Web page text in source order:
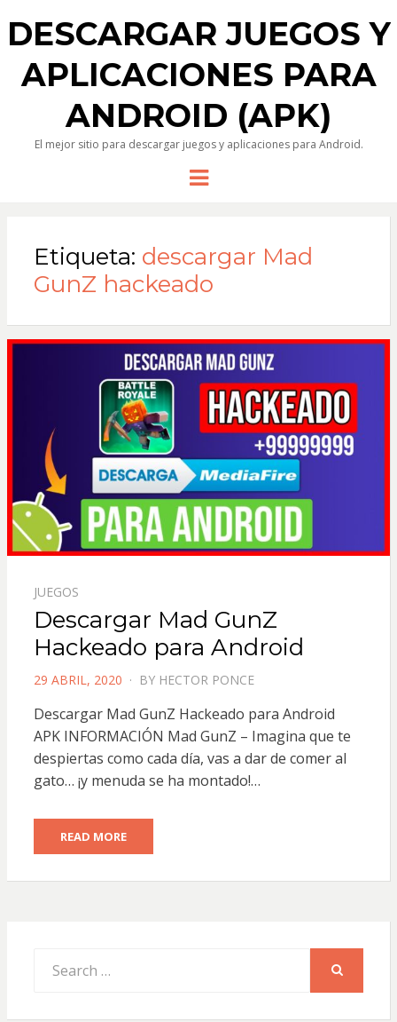
DESCARGAR JUEGOS Y
APLICACIONES PARA
ANDROID (APK)
El mejor sitio para descargar juegos y aplicaciones para Android.
Menu
Etiqueta: descargar Mad
GunZ hackeado
JUEGOS
Descargar Mad GunZ
Hackeado para Android
POSTED
29 ABRIL, 2020 BY HECTOR PONCE
Descargar Mad GunZ Hackeado para Android
APK INFORMACIÓN Mad GunZ – Imagina que te
despiertas como cada día, vas a dar de comer al
gato… ¡y menuda se ha montado!…
READ MORE
for: